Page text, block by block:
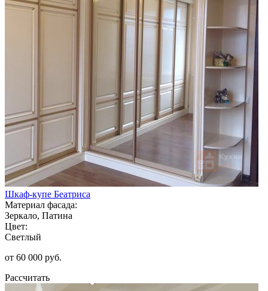
Шкаф-купе Беатриса
Материал фасада:
Зеркало, Патина
Цвет:
Светлый
от 60 000 руб.
Рассчитать